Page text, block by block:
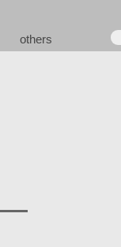
others